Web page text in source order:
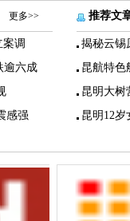
更多>>
调
逾六成
感强
推荐文
揭秘云锡
昆航特色
昆明大树
昆明12